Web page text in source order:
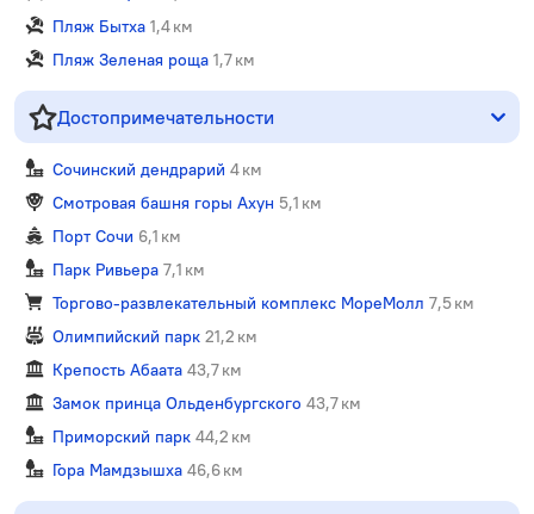
Пляж Бытха 1,4 км
Пляж Зеленая роща 1,7 км
Достопримечательности
Сочинский дендрарий 4 км
Смотровая башня горы Ахун 5,1 км
Порт Сочи 6,1 км
Парк Ривьера 7,1 км
Торгово-развлекательный комплекс МореМолл 7,5 км
Олимпийский парк 21,2 км
Крепость Абаата 43,7 км
Замок принца Ольденбургского 43,7 км
Приморский парк 44,2 км
Гора Мамдзышха 46,6 км